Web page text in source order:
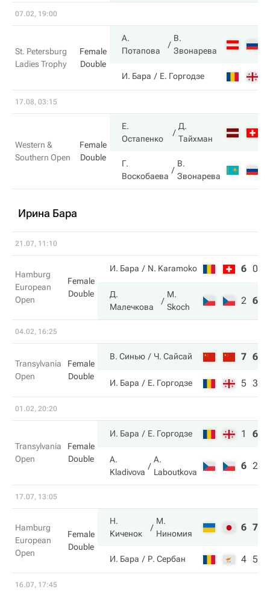
07.02, 19:00
St. Petersburg
Ladies Trophy
Female
Double
А.
Потапова
В.
Звонарева
И. Бара Е. Горгодзе
17.08, 03:15
Western &
Southern Open
Female
Double
Е.
Остапенко
Д.
Тайхман
Г.
Воскобаева
В.
Звонарева
Ирина Бара
21.07, 11:10
Hamburg
European
Open
Female
Double
И. Бара N. Karamoko 6 0
Д.
Малечкова
M.
Skoch
2 6
04.02, 16:25
Transylvania
Open
Female
Double
В. Синью Ч. Сайсай 7 6
И. Бара Е. Горгодзе 5 3
01.02, 20:20
Transylvania
Open
Female
Double
И. Бара Е. Горгодзе 1 6
A.
Kladivova
A.
Laboutkova
6 2
17.07, 13:05
Hamburg
European
Open
Female
Double
Н.
Киченок
М.
Ниномия
6 7
И. Бара Р. Сербан 4 5
16.07, 17:45